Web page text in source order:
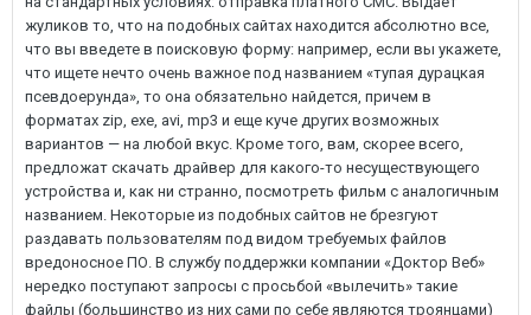
жуликов то, что на подобных сайтах находится абсолютно все,
что вы введете в поисковую форму: например, если вы укажете,
что ищете нечто очень важное под названием «тупая дурацкая
псевдоерунда», то она обязательно найдется, причем в
форматах zip, exe, avi, mp3 и еще куче других возможных
вариантов — на любой вкус. Кроме того, вам, скорее всего,
предложат скачать драйвер для какого-то несуществующего
устройства и, как ни странно, посмотреть фильм с аналогичным
названием. Некоторые из подобных сайтов не брезгуют
раздавать пользователям под видом требуемых файлов
вредоносное ПО. В службу поддержки компании «Доктор Веб»
нередко поступают запросы с просьбой «вылечить» такие
файлы (большинство из них сами по себе являются троянцами)